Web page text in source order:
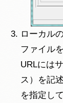
ローカル
ファイル
URLには
ス）を記
を指定し